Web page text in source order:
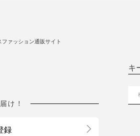
ァッション通販サイト
け！
録
キ